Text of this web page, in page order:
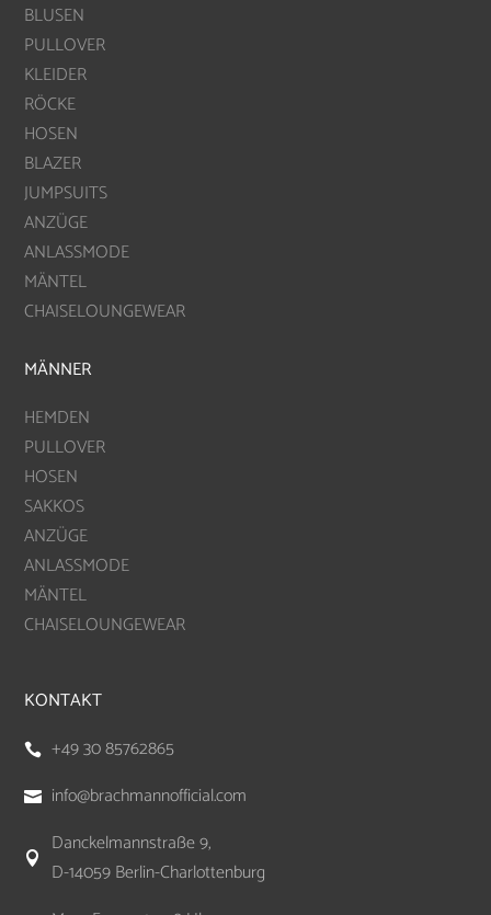
BLUSEN
PULLOVER
KLEIDER
RÖCKE
HOSEN
BLAZER
JUMPSUITS
ANZÜGE
ANLASSMODE
MÄNTEL
CHAISELOUNGEWEAR
MÄNNER
HEMDEN
PULLOVER
HOSEN
SAKKOS
ANZÜGE
ANLASSMODE
MÄNTEL
CHAISELOUNGEWEAR
KONTAKT
 +49 30 85762865
 info@brachmannofficial.com

Danckelmannstraße 9,
D-14059 Berlin-Charlottenburg